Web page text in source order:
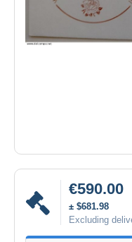
€590.00
± $681.98
Excluding